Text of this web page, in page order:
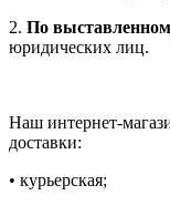
2. По
юридических лиц.
Наш интернет-
доставки:
• курьерская;